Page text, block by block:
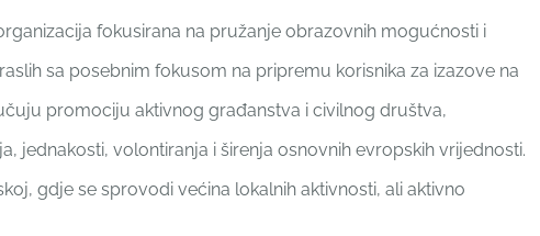
fokusirana na pružanje obrazovnih mogućnosti i
sa posebnim fokusom na pripremu korisnika za izazove na
promociju aktivnog građanstva i civilnog društva,
jednakosti, volontiranja i širenja osnovnih evropskih vrijednosti.
gdje se sprovodi većina lokalnih aktivnosti, ali aktivno